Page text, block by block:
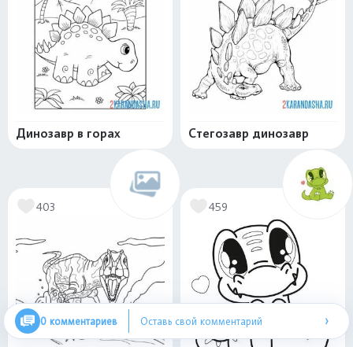
Динозавр в горах Стегозавр динозавр
403 459
0 комментариев Оставь свой комментарий ›